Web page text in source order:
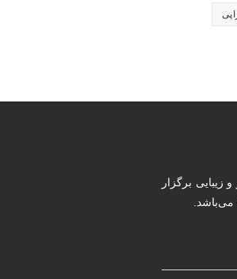
زیبایی برگزار